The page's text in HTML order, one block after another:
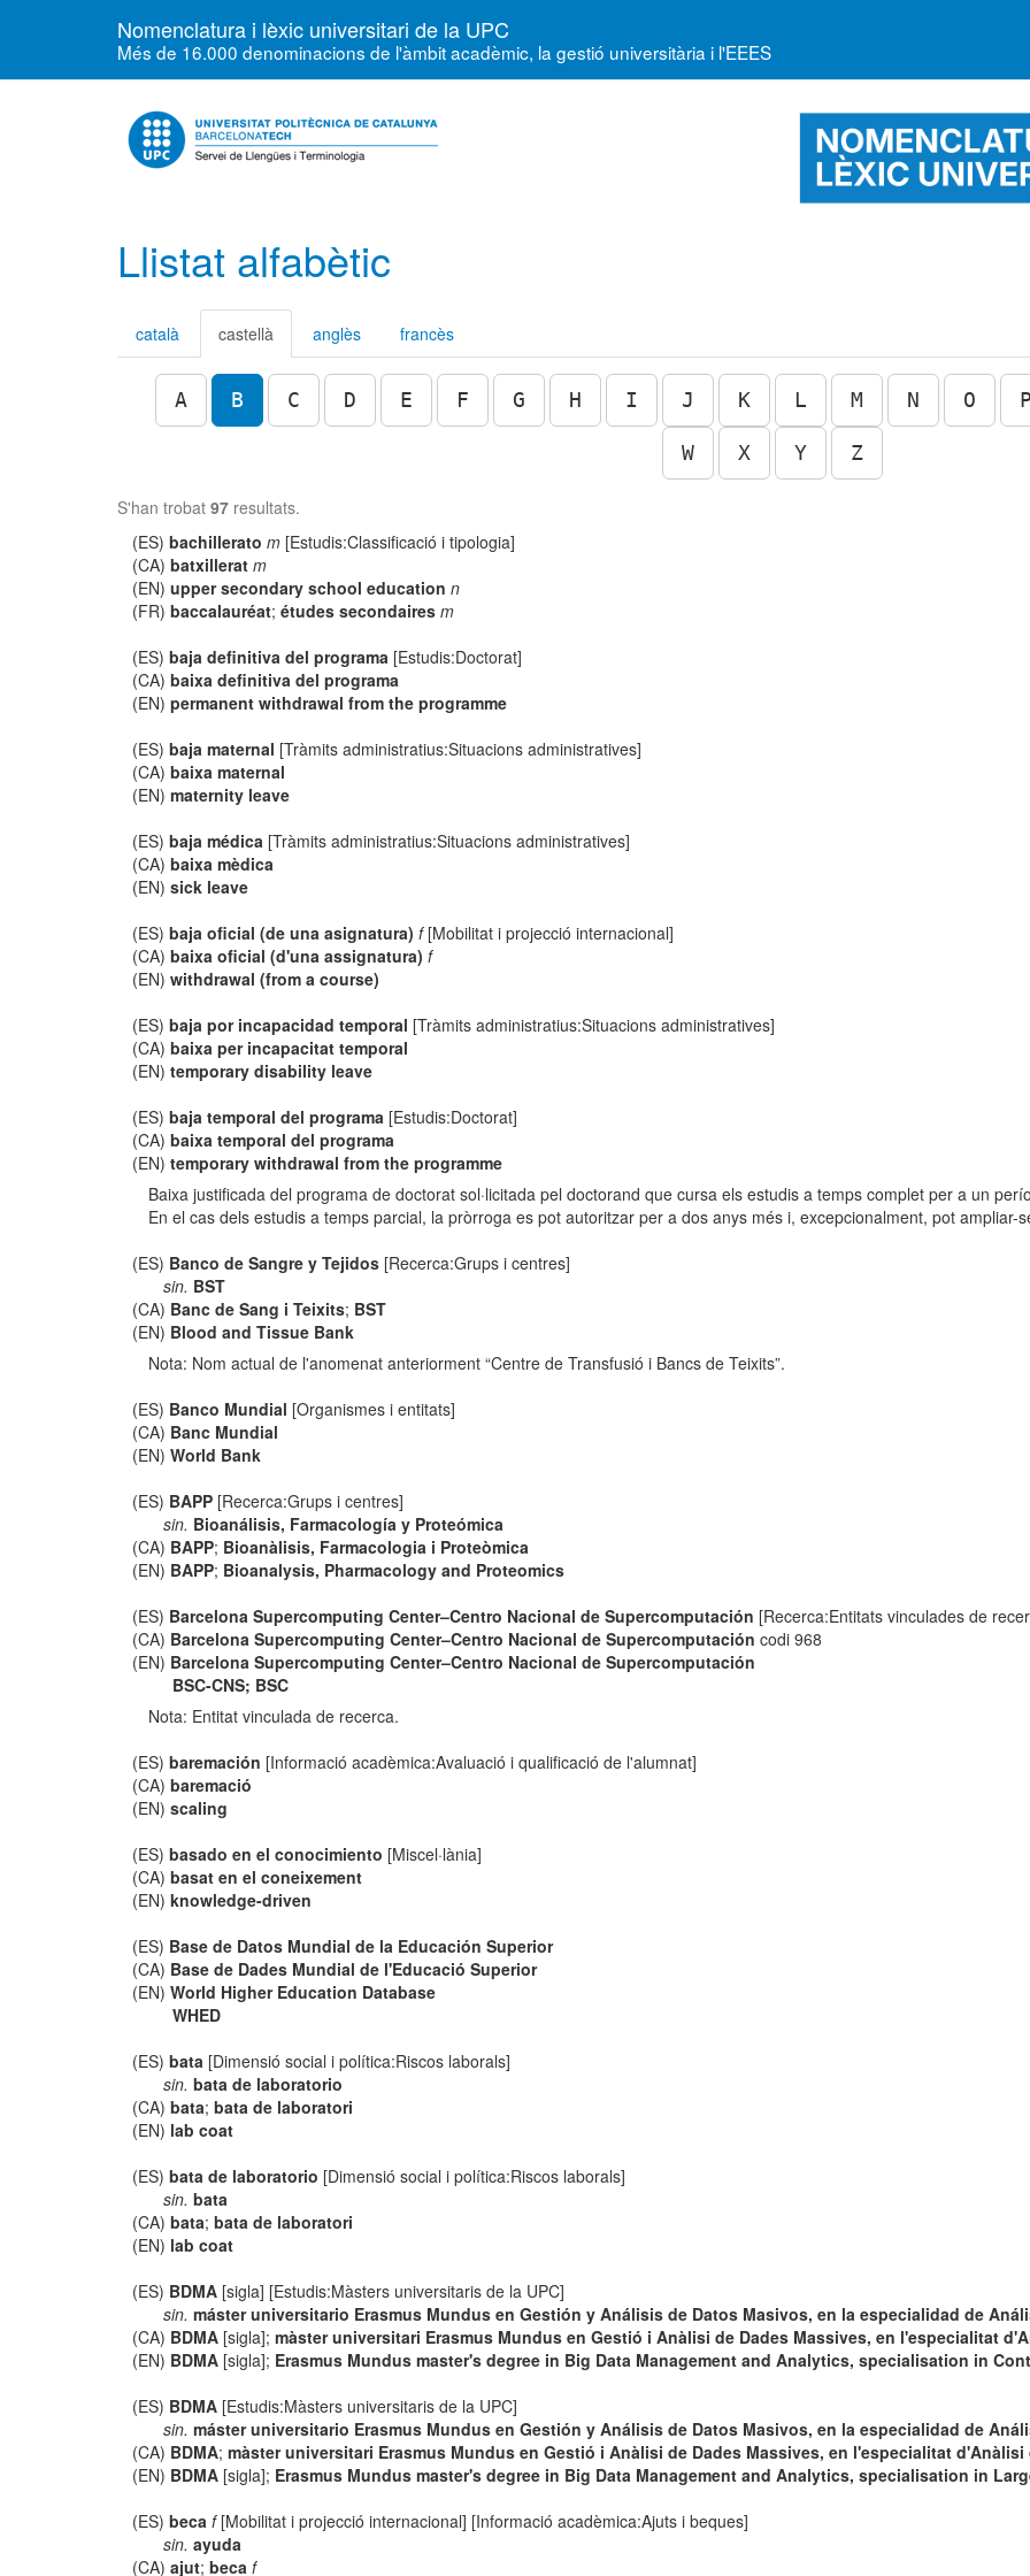
Nomenclatura i lèxic universitari de la UPC
Més de 16.000 denominacions de l'àmbit acadèmic, la gestió universitària i l'EEES
Llistat alfabètic
català castellà anglès francès
A B C D E F G H I J K L M N O
W X Y Z
S'han trobat 97 resultats.
(ES)bachillerato m [Estudis:Classificació i tipologia]
(CA)batxillerat m
(EN)upper secondary school education n
(FR)baccalauréat;études secondaires m
(ES)baja definitiva del programa [Estudis:Doctorat]
(CA)baixa definitiva del programa
(EN)permanent withdrawal from the programme
(ES)baja maternal [Tràmits administratius:Situacions administratives]
(CA)baixa maternal
(EN)maternity leave
(ES)baja médica [Tràmits administratius:Situacions administratives]
(CA)baixa mèdica
(EN)sick leave
(ES)baja oficial (de una asignatura) f[Mobilitat i projecció internacional]
(CA)baixa oficial (d'una assignatura) f
(EN)withdrawal (from a course)
(ES)baja por incapacidad temporal [Tràmits administratius:Situacions administratives]
(CA)baixa per incapacitat temporal
(EN)temporary disability leave
(ES)baja temporal del programa [Estudis:Doctorat]
(CA)baixa temporal del programa
(EN)temporary withdrawal from the programme
Baixa justificada del programa de doctorat sol·licitada pel doctorand que cursa els estudis a temps complet per a un
En el cas dels estudis a temps parcial, la pròrroga es pot autoritzar per a dos anys més i, excepcionalment, pot ampliar-
(ES) Banco de Sangre y Tejidos [Recerca:Grups i centres]
sin. BST
(CA) Banc de Sang i Teixits; BST
(EN) Blood and Tissue Bank
Nota: Nom actual de l'anomenat anteriorment “Centre de Transfusió i Bancs de Teixits”.
(ES) Banco Mundial [Organismes i entitats]
(CA) Banc Mundial
(EN)World Bank
(ES) BAPP [Recerca:Grups i centres]
sin. Bioanálisis, Farmacología y Proteómica
(CA) BAPP; Bioanàlisis, Farmacologia i Proteòmica
(EN) BAPP; Bioanalysis, Pharmacology and Proteomics
(ES) Barcelona Supercomputing Center–Centro Nacional de Supercomputación [Recerca:Entitats vinculades de
(CA) Barcelona Supercomputing Center–Centro Nacional de Supercomputación codi 968
(EN) Barcelona Supercomputing Center–Centro Nacional de Supercomputación
BSC-CNS; BSC
Nota: Entitat vinculada de recerca.
(ES)baremación [Informació acadèmica:Avaluació i qualificació de l'alumnat]
(CA)baremació
(EN)scaling
(ES)basado en el conocimiento [Miscel·lània]
(CA)basat en el coneixement
(EN)knowledge-driven
(ES) Base de Datos Mundial de la Educación Superior
(CA) Base de Dades Mundial de l'Educació Superior
(EN)World Higher Education Database
WHED
(ES)bata [Dimensió social i política:Riscos laborals]
sin. bata de laboratorio
(CA)bata;bata de laboratori
(EN) lab coat
(ES)bata de laboratorio [Dimensió social i política:Riscos laborals]
sin. bata
(CA)bata;bata de laboratori
(EN) lab coat
(ES) BDMA [sigla] [Estudis:Màsters universitaris de la UPC]
sin. máster universitario Erasmus Mundus en Gestión y Análisis de Datos Masivos, en la especialidad de
(CA) BDMA [sigla];màster universitari Erasmus Mundus en Gestió i Anàlisi de Dades Massives, en l'especialitat
(EN) BDMA [sigla]; Erasmus Mundus master's degree in Big Data Management and Analytics, specialisation in
(ES) BDMA [Estudis:Màsters universitaris de la UPC]
sin. máster universitario Erasmus Mundus en Gestión y Análisis de Datos Masivos, en la especialidad de
(CA) BDMA;màster universitari Erasmus Mundus en Gestió i Anàlisi de Dades Massives, en l'especialitat d'Anàlisi
(EN) BDMA [sigla]; Erasmus Mundus master's degree in Big Data Management and Analytics, specialisation in
(ES)beca f[Mobilitat i projecció internacional] [Informació acadèmica:Ajuts i beques]
sin. ayuda
(CA)ajut;beca f